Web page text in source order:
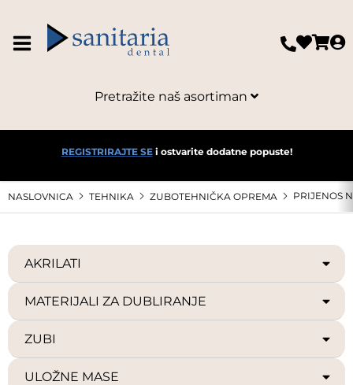
Pretražite naš asortiman
REGISTRIRAJTE SEi ostvarite dodatne popuste!
NASLOVNICA TEHNIKA ZUBOTEHNIČKA OPREMA PRIJENOS
AKRILATI
MATERIJALI ZA DUBLIRANJE
ZUBI
ULOŽNE MASE